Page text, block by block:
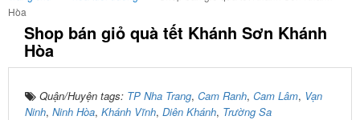
Hòa
Shop bán giỏ quà tết Khánh Sơn Khánh
Hòa
Quận/Huyện tags: TP Nha Trang, Cam Ranh, Cam Lâm, Vạn
Ninh, Ninh Hòa, Khánh Vĩnh, Diên Khánh, Trường Sa